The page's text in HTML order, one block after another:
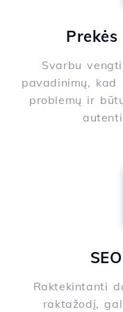
Svarbu
pavadinimų,
problemų ir
Raktekintanti
raktažodį,